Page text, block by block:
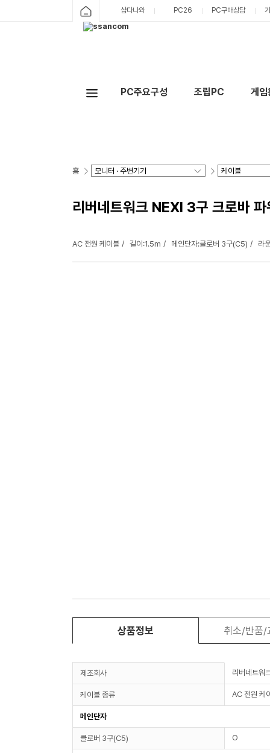
샵다나와 PC26 PC구매상담
PC주요구성 조립PC 게
홈
리버네트워크 NEXI 3구 크로바
AC 전원 케이블 길이:1.5m 메인단자:클로버 3구(C5) 라
상품정보 취소/반품/
제조회사 리버네트워
케이블 종류 AC 전원 케
메인단자
클로버 3구(C5) O